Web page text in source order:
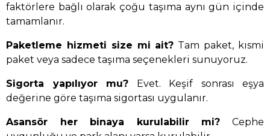
faktörlere bağlı olarak çoğu taşıma aynı gün içinde
tamamlanır.
Paketleme hizmeti size mi ait? Tam paket, kısmi
paket veya sadece taşıma seçenekleri sunuyoruz.
Sigorta yapılıyor mu? Evet. Keşif sonrası eşya
değerine göre taşıma sigortası uygulanır.
Asansör her binaya kurulabilir mi? Cephe